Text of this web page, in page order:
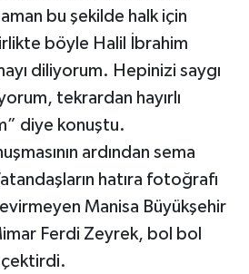
bu şekilde halk için
böyle Halil İbrahim
diliyorum. Hepinizi saygı
tekrardan hayırlı
diye konuştu.
ardından sema
hatıra fotoğrafı
Manisa Büyükşehir
Ferdi Zeyrek, bol bol
çektirdi.